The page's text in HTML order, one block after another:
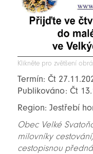
Klikněte pro zvětšení
Termín: Čt
Publikováno: Čt
Region: Jestřebí
Obec Velké
milovníky
cestopisnou